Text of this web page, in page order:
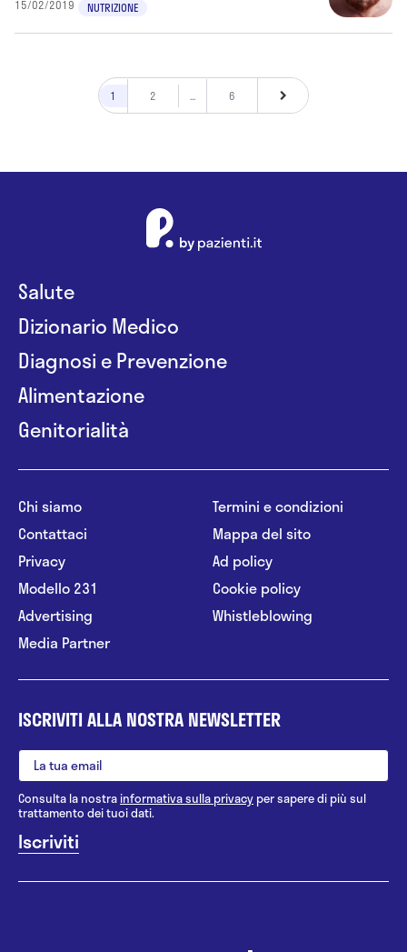
NUTRIZIONE
15/02/2019
1 2 ... 6
Salute
Dizionario Medico
Diagnosi e Prevenzione
Alimentazione
Genitorialità
Chi siamo
Contattaci
Privacy
Modello 231
Advertising
Media Partner
Termini e condizioni
Mappa del sito
Ad policy
Cookie policy
Whistleblowing
ISCRIVITI ALLA NOSTRA NEWSLETTER
Consulta la nostrainformativa sulla privacy per sapere di più sul
trattamento dei tuoi dati.